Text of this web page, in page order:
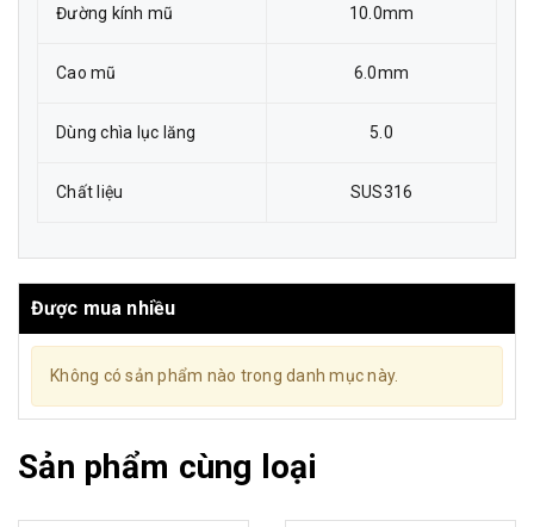
Đường kính mũ 10.0mm
Cao mũ 6.0mm
Dùng chìa lục lăng 5.0
Chất liệu SUS316
Được mua nhiều
Không có sản phẩm nào trong danh mục này.
Sản phẩm cùng loại